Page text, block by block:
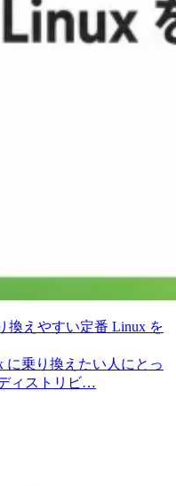
換えやすい定番 Linux を
に乗り換えたい人にとっ
ィストリビ…